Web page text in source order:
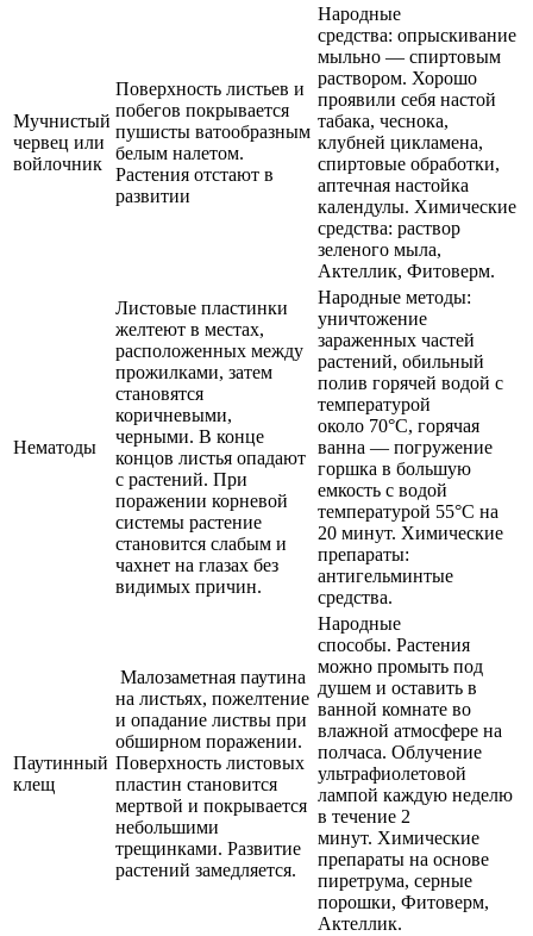
Мучнистый
червец или
войлочник
Поверхность листьев и
побегов покрывается
пушисты ватообразным
белым налетом.
Растения отстают в
развитии
Народные
средства: опрыскивание
мыльно — спиртовым
раствором. Хорошо
проявили себя настой
табака, чеснока,
клубней цикламена,
спиртовые обработки,
аптечная настойка
календулы. Химические
средства: раствор
зеленого мыла,
Актеллик, Фитоверм.
Нематоды
Листовые пластинки
желтеют в местах,
расположенных между
прожилками, затем
становятся
коричневыми,
черными. В конце
концов листья опадают
с растений. При
поражении корневой
системы растение
становится слабым и
чахнет на глазах без
видимых причин.
Народные методы:
уничтожение
зараженных частей
растений, обильный
полив горячей водой с
температурой
около 70°С, горячая
ванна — погружение
горшка в большую
емкость с водой
температурой 55°С на
20 минут. Химические
препараты:
антигельминтые
средства.
Паутинный
клещ
Малозаметная паутина
на листьях, пожелтение
и опадание листвы при
обширном поражении.
Поверхность листовых
пластин становится
мертвой и покрывается
небольшими
трещинками. Развитие
растений замедляется.
Народные
способы. Растения
можно промыть под
душем и оставить в
ванной комнате во
влажной атмосфере на
полчаса. Облучение
ультрафиолетовой
лампой каждую неделю
в течение 2
минут. Химические
препараты на основе
пиретрума, серные
порошки, Фитоверм,
Актеллик.